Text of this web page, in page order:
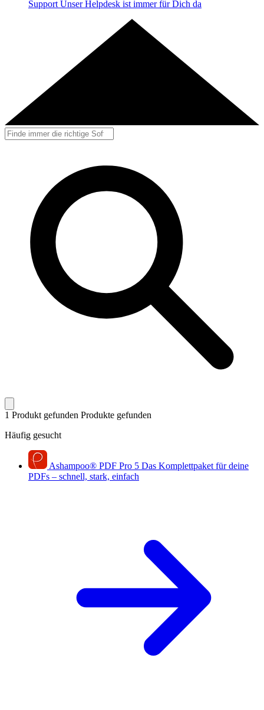
Support Unser Helpdesk ist immer für Dich da
1 Produkt gefunden Produkte gefunden
Häufig gesucht
Ashampoo® PDF Pro 5 Das Komplettpaket für deine
PDFs – schnell, stark, einfach